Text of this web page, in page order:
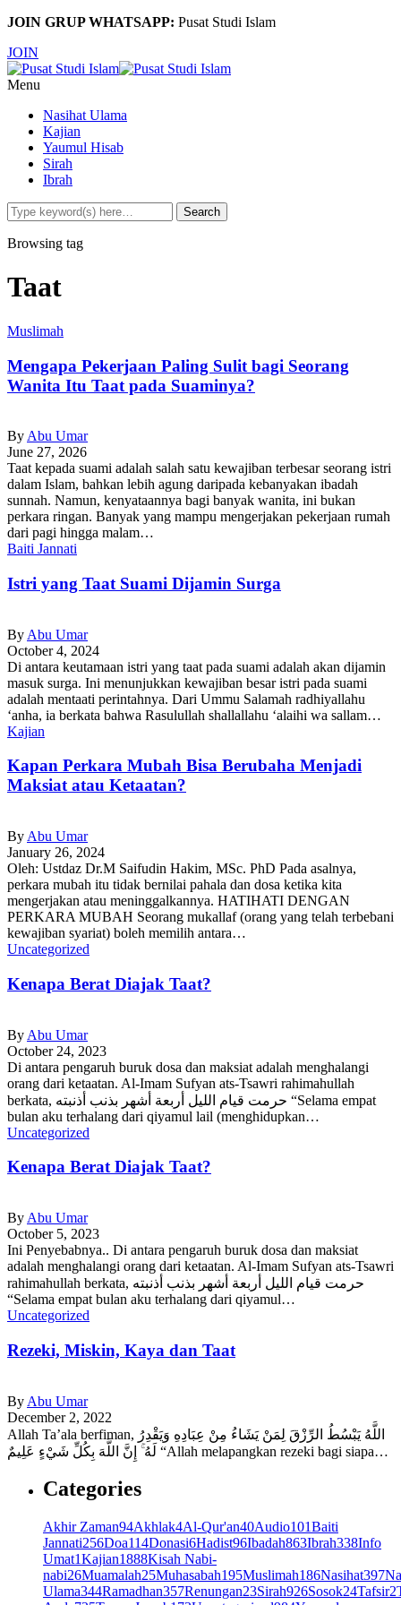
JOIN GRUP WHATSAPP: Pusat Studi Islam
JOIN
Menu
Nasihat Ulama
Kajian
Yaumul Hisab
Sirah
Ibrah
Browsing tag
Taat
Muslimah
Mengapa Pekerjaan Paling Sulit bagi Seorang
Wanita Itu Taat pada Suaminya?
By Abu Umar
June 27, 2026
Taat kepada suami adalah salah satu kewajiban terbesar seorang istri
dalam Islam, bahkan lebih agung daripada kebanyakan ibadah
sunnah. Namun, kenyataannya bagi banyak wanita, ini bukan
perkara ringan. Banyak yang mampu mengerjakan pekerjaan rumah
dari pagi hingga malam…
Baiti Jannati
Istri yang Taat Suami Dijamin Surga
By Abu Umar
October 4, 2024
Di antara keutamaan istri yang taat pada suami adalah akan dijamin
masuk surga. Ini menunjukkan kewajiban besar istri pada suami
adalah mentaati perintahnya. Dari Ummu Salamah radhiyallahu
‘anha, ia berkata bahwa Rasulullah shallallahu ‘alaihi wa sallam…
Kajian
Kapan Perkara Mubah Bisa Berubaha Menjadi
Maksiat atau Ketaatan?
By Abu Umar
January 26, 2024
Oleh: Ustdaz Dr.M Saifudin Hakim, MSc. PhD Pada asalnya,
perkara mubah itu tidak bernilai pahala dan dosa ketika kita
mengerjakan atau meninggalkannya. HATIHATI DENGAN
PERKARA MUBAH Seorang mukallaf (orang yang telah terbebani
kewajiban syariat) boleh memilih antara…
Uncategorized
Kenapa Berat Diajak Taat?
By Abu Umar
October 24, 2023
Di antara pengaruh buruk dosa dan maksiat adalah menghalangi
orang dari ketaatan. Al-Imam Sufyan ats-Tsawri rahimahullah
berkata, حرمت قيام الليل أربعة أشهر بذنب أذنبته “Selama empat
bulan aku terhalang dari qiyamul lail (menghidupkan…
Uncategorized
Kenapa Berat Diajak Taat?
By Abu Umar
October 5, 2023
Ini Penyebabnya.. Di antara pengaruh buruk dosa dan maksiat
adalah menghalangi orang dari ketaatan. Al-Imam Sufyan ats-Tsawri
rahimahullah berkata, حرمت قيام الليل أربعة أشهر بذنب أذنبته
“Selama empat bulan aku terhalang dari qiyamul…
Uncategorized
Rezeki, Miskin, Kaya dan Taat
By Abu Umar
December 2, 2022
Allah Ta’ala berfiman, اللَّهُ يَبْسُطُ الرِّزْقَ لِمَنْ يَشَاءُ مِنْ عِبَادِهِ وَيَقْدِرُ
لَهُ ۚ إِنَّ اللَّهَ بِكُلِّ شَيْءٍ عَلِيمٌ “Allah melapangkan rezeki bagi siapa…
Categories
Akhir Zaman94Akhlak4Al-Qur'an40Audio101Baiti
Jannati256Doa114Donasi6Hadist96Ibadah863Ibrah338Info
Umat1Kajian1888Kisah Nabi-
nabi26Muamalah25Muhasabah195Muslimah186Nasihat397
Ulama344Ramadhan357Renungan23Sirah926Sosok24Tafsir2